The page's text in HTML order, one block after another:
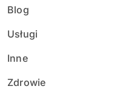
Blog
Usługi
Inne
Zdrowie